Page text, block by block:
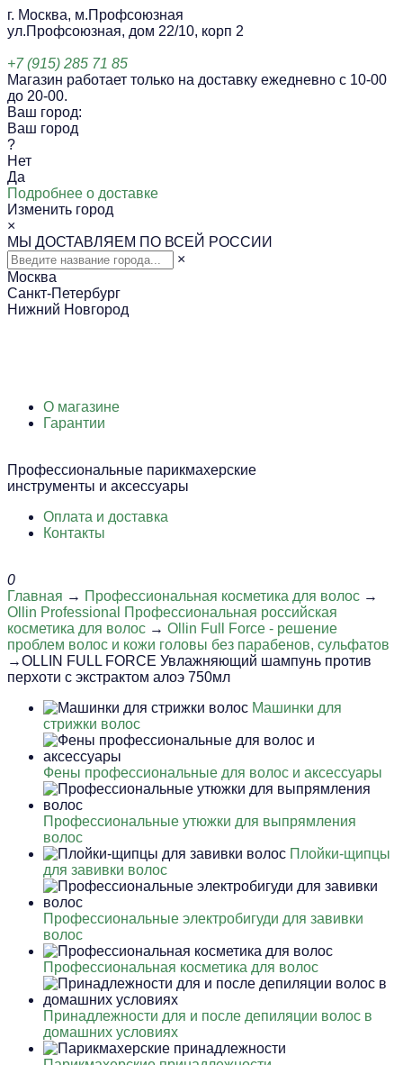
г. Москва, м.Профсоюзная
ул.Профсоюзная, дом 22/10, корп 2
+7 (915) 285 71 85
Магазин работает только на доставку ежедневно с 10-00
до 20-00.
Ваш город:
Ваш город
?
Нет
Да
Подробнее о доставке
Изменить город
×
МЫ ДОСТАВЛЯЕМ ПО ВСЕЙ РОССИИ
×
Москва
Санкт-Петербург
Нижний Новгород
О магазине
Гарантии
Профессиональные парикмахерские
инструменты и аксессуары
Оплата и доставка
Контакты
0
Главная → Профессиональная косметика для волос →
Ollin Professional Профессиональная российская
косметика для волос → Ollin Full Force - решение
проблем волос и кожи головы без парабенов, сульфатов
→OLLIN FULL FORCE Увлажняющий шампунь против
перхоти с экстрактом алоэ 750мл
Машинки для
стрижки волос
Фены профессиональные для волос и аксессуары
Профессиональные утюжки для выпрямления
волос
Плойки-щипцы
для завивки волос
Профессиональные электробигуди для завивки
волос
Профессиональная косметика для волос
Принадлежности для и после депиляции волос в
домашних условиях